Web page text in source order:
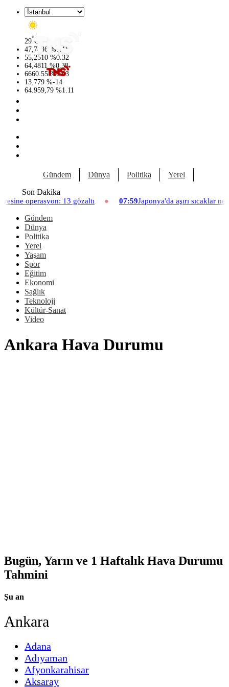
29°C
47,7436 %0.18
55,2510 %0.32
64,4811 %0.38
6660.55 %0.03
13.779 %-14
64.959,79 %1.11
Gündem Dünya Politika Yerel
Son Dakika
13 gözaltı 07:59Japonya'da aşırı sıcaklar nedeniyle
Gündem
Dünya
Politika
Yerel
Yaşam
Spor
Eğitim
Ekonomi
Sağlık
Teknoloji
Kültür-Sanat
Video
Ankara Hava Durumu
Bugün, Yarın ve 1 Haftalık Hava Durumu
Tahmini
Şu an
Ankara
Adana
Adıyaman
Afyonkarahisar
Aksaray